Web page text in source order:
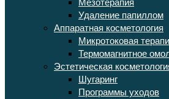
Мезотерапия
Удаление папиллом
Аппаратная косметология
Микротоковая
Термомагнитное
Эстетическая
Шугаринг
Программы уходов